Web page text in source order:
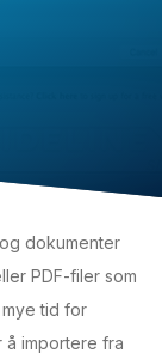
dokumenter
PDF-filer som
tid for
å importere fra